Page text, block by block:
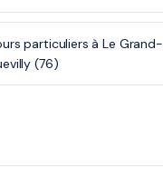
particuliers à Le Grand-
(76)